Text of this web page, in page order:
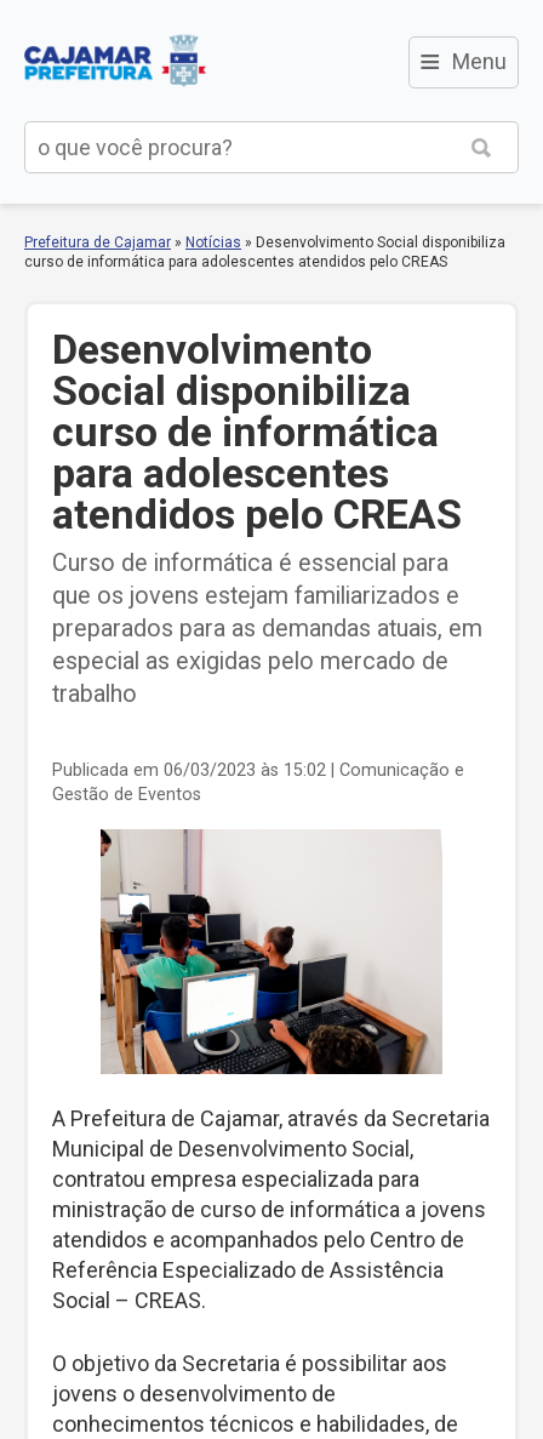
≡ Menu
Prefeitura de Cajamar » Notícias » Desenvolvimento Social disponibiliza
curso de informática para adolescentes atendidos pelo CREAS
Desenvolvimento
Social disponibiliza
curso de informática
para adolescentes
atendidos pelo CREAS
Curso de informática é essencial para
que os jovens estejam familiarizados e
preparados para as demandas atuais, em
especial as exigidas pelo mercado de
trabalho
Publicada em 06/03/2023 às 15:02
| Comunicação e
Gestão de Eventos
A Prefeitura de Cajamar, através da Secretaria
Municipal de Desenvolvimento Social,
contratou empresa especializada para
ministração de curso de informática a jovens
atendidos e acompanhados pelo Centro de
Referência Especializado de Assistência
Social – CREAS.
O objetivo da Secretaria é possibilitar aos
jovens o desenvolvimento de
conhecimentos técnicos e habilidades, de